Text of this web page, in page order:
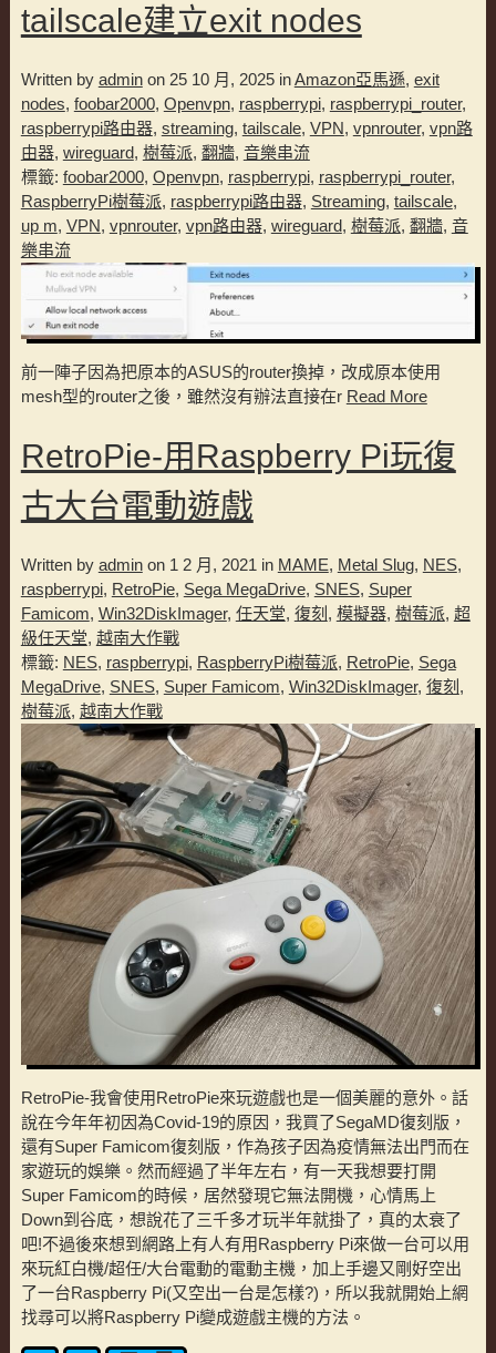
tailscale建立exit nodes
Written by adminon 25 10 月, 2025 inAmazon亞馬遜, exit
nodes, foobar2000, Openvpn, raspberrypi, raspberrypi_router,
raspberrypi路由器, streaming, tailscale, VPN, vpnrouter, vpn路
由器, wireguard, 樹莓派, 翻牆, 音樂串流
標籤: foobar2000, Openvpn, raspberrypi, raspberrypi_router,
RaspberryPi樹莓派, raspberrypi路由器, Streaming, tailscale,
up m, VPN, vpnrouter, vpn路由器, wireguard, 樹莓派, 翻牆, 音
樂串流
前一陣子因為把原本的ASUS的router換掉，改成原本使用
mesh型的router之後，雖然沒有辦法直接在r Read More
RetroPie-用Raspberry Pi玩復
古大台電動遊戲
Written by adminon 1 2 月, 2021 in MAME, Metal Slug, NES,
raspberrypi, RetroPie, Sega MegaDrive, SNES, Super
Famicom, Win32DiskImager, 任天堂, 復刻 , 模擬器, 樹莓派, 超
級任天堂, 越南大作戰
標籤: NES, raspberrypi, RaspberryPi樹莓派, RetroPie, Sega
MegaDrive, SNES, Super Famicom, Win32DiskImager, 復刻 ,
樹莓派, 越南大作戰
RetroPie-我會使用RetroPie來玩遊戲也是一個美麗的意外。話
說在今年年初因為Covid-19的原因，我買了SegaMD復刻版，
還有Super Famicom復刻版，作為孩子因為疫情無法出門而在
家遊玩的娛樂。然而經過了半年左右，有一天我想要打開
Super Famicom的時候，居然發現它無法開機，心情馬上
Down到谷底，想說花了三千多才玩半年就掛了，真的太衰了
吧!不過後來想到網路上有人有用Raspberry Pi來做一台可以用
來玩紅白機/超任/大台電動的電動主機，加上手邊又剛好空出
了一台Raspberry Pi(又空出一台是怎樣?)，所以我就開始上網
找尋可以將Raspberry Pi變成遊戲主機的方法。